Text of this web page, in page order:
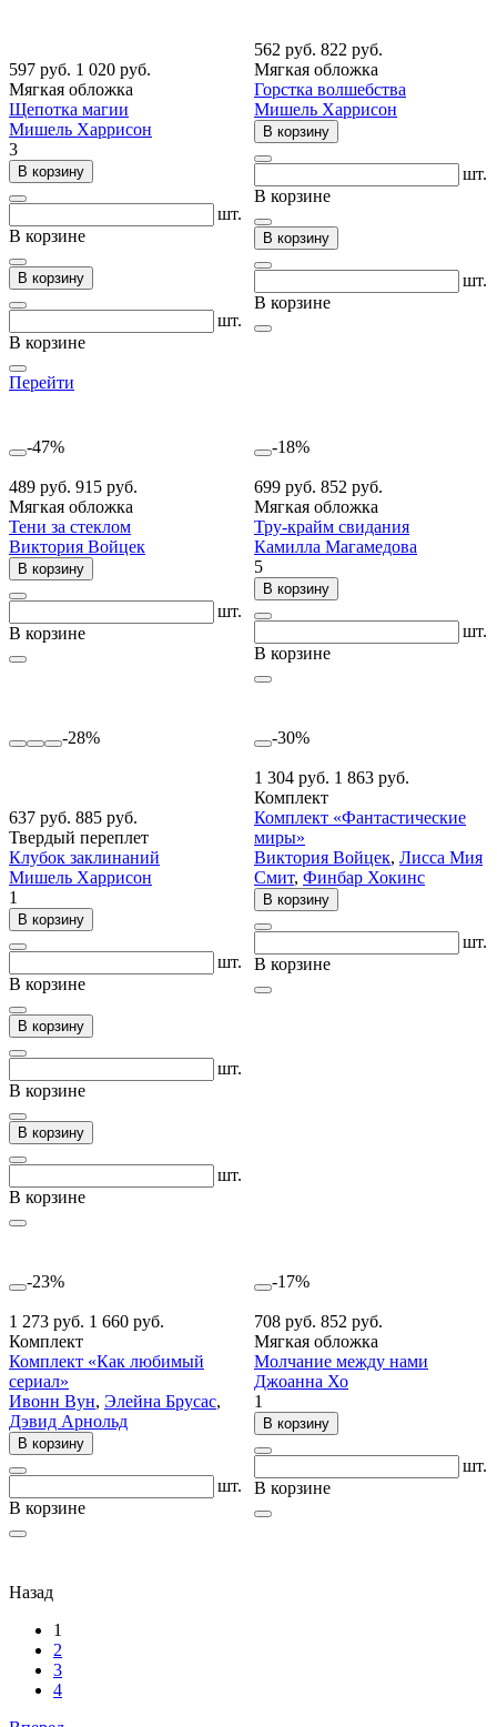
597 руб. 1 020 руб.
Мягкая обложка
Щепотка магии
Мишель Харрисон
3
В корзину
шт.
В корзине
В корзину
шт.
В корзине
Перейти
562 руб. 822 руб.
Мягкая обложка
Горстка волшебства
Мишель Харрисон
В корзину
шт.
В корзине
В корзину
шт.
В корзине
-47%
489 руб. 915 руб.
Мягкая обложка
Тени за стеклом
Виктория Войцек
В корзину
шт.
В корзине
-18%
699 руб. 852 руб.
Мягкая обложка
Тру-крайм свидания
Камилла Магамедова
5
В корзину
шт.
В корзине
-28%
637 руб. 885 руб.
Твердый переплет
Клубок заклинаний
Мишель Харрисон
1
В корзину
шт.
В корзине
В корзину
шт.
В корзине
В корзину
шт.
В корзине
-30%
1 304 руб. 1 863 руб.
Комплект
Комплект «Фантастические
миры»
Виктория Войцек, Лисса Мия
Смит, Финбар Хокинс
В корзину
шт.
В корзине
-23%
1 273 руб. 1 660 руб.
Комплект
Комплект «Как любимый
сериал»
Ивонн Вун, Элейна Брусас,
Дэвид Арнольд
В корзину
шт.
В корзине
-17%
708 руб. 852 руб.
Мягкая обложка
Молчание между нами
Джоанна Хо
1
В корзину
шт.
В корзине
Назад
1
2
3
4